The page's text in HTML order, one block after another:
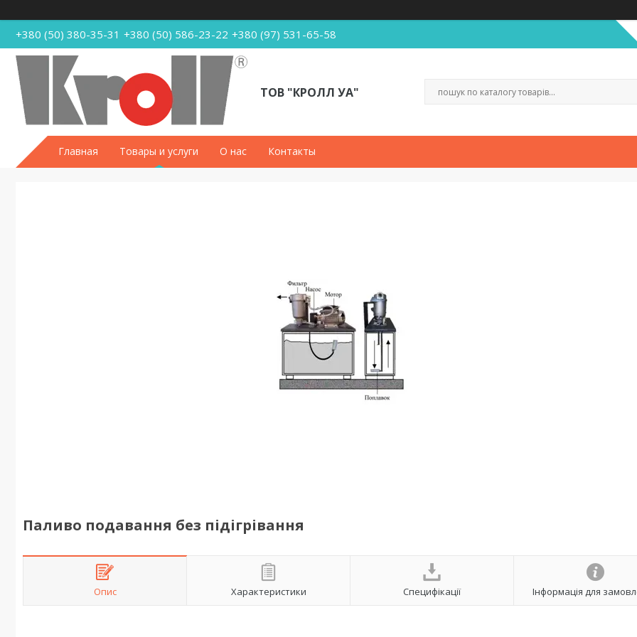
+380 (50) 380-35-31 +380 (50) 586-23-22 +380 (97) 531-65-58
ТОВ "КРОЛЛ УА"
Главная Товары и услуги О нас Контакты
Паливо подавання без підігрівання
Опис Характеристики Специфікації Інформація для